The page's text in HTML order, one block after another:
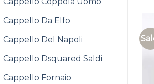
Cappello Da Elfo
Cappello Del Napoli
Cappello Dsquared Saldi
Cappello Fornaio